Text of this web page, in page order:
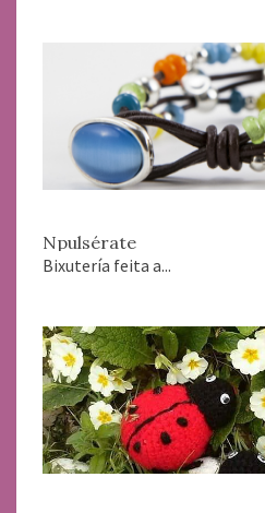
Npulsérate
Bixutería feita a...